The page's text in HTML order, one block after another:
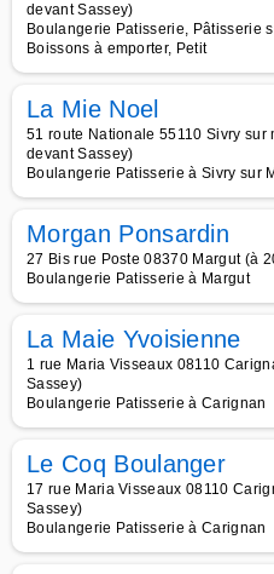
devant Sassey)
Boulangerie Patisserie, Pâtisserie
Boissons à emporter, Petit
La Mie Noel
51 route Nationale 55110 Sivry sur
devant Sassey)
Boulangerie Patisserie à Sivry sur
Morgan Ponsardin
27 Bis rue Poste 08370 Margut (à
Boulangerie Patisserie à Margut
La Maie Yvoisienne
1 rue Maria Visseaux 08110
Sassey)
Boulangerie Patisserie à Carignan
Le Coq Boulanger
17 rue Maria Visseaux 08110
Sassey)
Boulangerie Patisserie à Carignan